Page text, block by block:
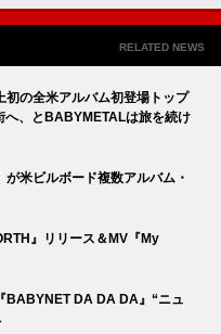
RELATED NEWS
の全米アルバム初登場トップ
へ、とBABYMETALは旅を続け
米ビルボード複数アルバム・
』リリース＆MV『My
BABYNET DA DA DA』“ニュ